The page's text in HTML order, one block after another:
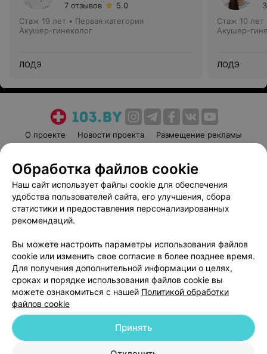
7 отзывов
5.0
Стаж 19 лет • Первая категория
Акушер-гинеколог
ЛОДЭ
Стаж 10 лет
Акушер-
ЛОДЭ
О проекте Новости проекта
Размещение рекламы
Пользовательское соглашение
Способы оплаты
Вакансии
Партнеры
Написать руководителю 103.by
Обработка персональных данных
© 2026 ООО «Артокс Лаб», УНП 191700409
| 220012, Республика Беларусь,
Обработка файлов cookie
Наш сайт использует файлы cookie для обеспечения
удобства пользователей сайта, его улучшения, сбора
статистики и предоставления персонализированных
рекомендаций.
Вы можете настроить параметры использования файлов
cookie или изменить свое согласие в более позднее время.
Для получения дополнительной информации о целях,
сроках и порядке использования файлов cookie вы
можете ознакомиться с нашей Политикой обработки
файлов cookie
Принять